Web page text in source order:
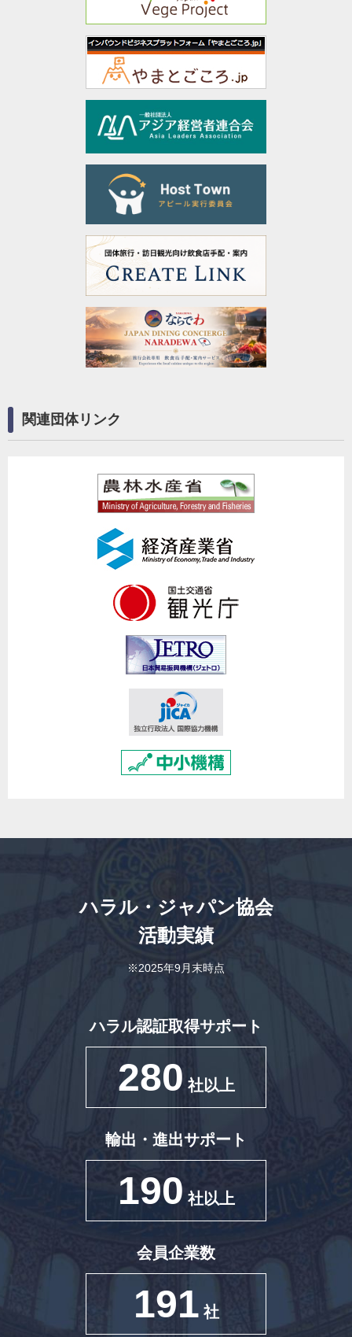
関連団体リンク
ハラル・ジャパン協会
活動実績
※2025年9月末時点
ハラル認証取得サポート
280 社以上
輸出・進出サポート
190 社以上
会員企業数
191 社